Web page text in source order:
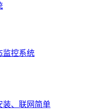
监控系统
装、联网简单